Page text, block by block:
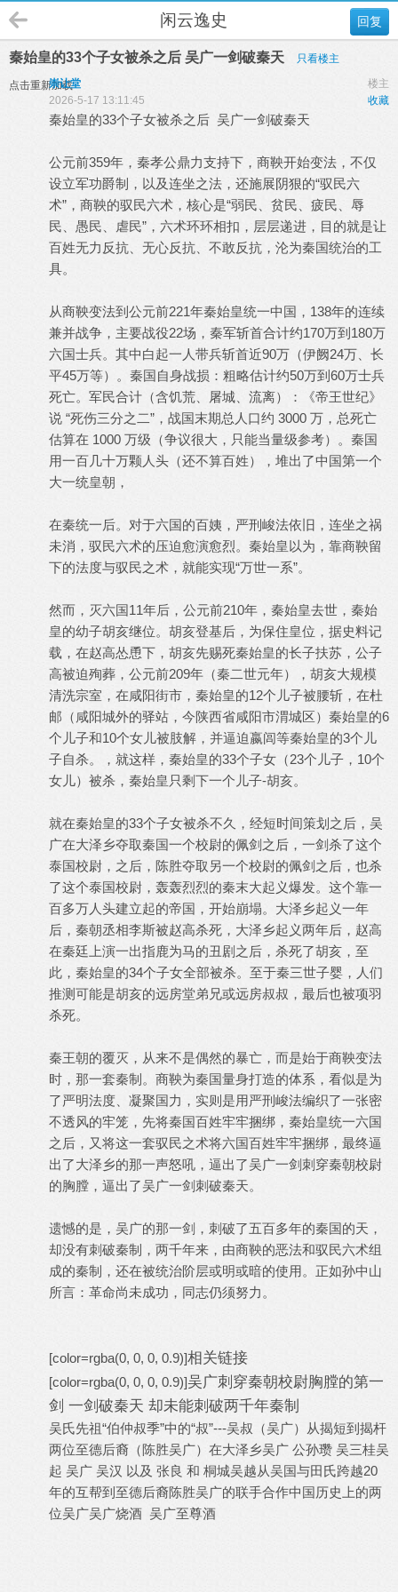
回复
闲云逸史
秦始皇的33个子女被杀之后 吴广一剑破秦天 只看楼主
点击重新加载 楼主
崇让堂
收藏
2026-5-17 13:11:45
秦始皇的33个子女被杀之后 吴广一剑破秦天
公元前359年，秦孝公鼎力支持下，商鞅开始变法，不仅
设立军功爵制，以及连坐之法，还施展阴狠的“驭民六
术”，商鞅的驭民六术，核心是“弱民、贫民、疲民、辱
民、愚民、虐民”，六术环环相扣，层层递进，目的就是让
百姓无力反抗、无心反抗、不敢反抗，沦为秦国统治的工
具。
从商鞅变法到公元前221年秦始皇统一中国，138年的连续
兼并战争，主要战役22场，秦军斩首合计约170万到180万
六国士兵。其中白起一人带兵斩首近90万（伊阙24万、长
平45万等）。秦国自身战损：粗略估计约50万到60万士兵
死亡。军民合计（含饥荒、屠城、流离）：《帝王世纪》
说 “死伤三分之二”，战国末期总人口约 3000 万，总死亡
估算在 1000 万级（争议很大，只能当量级参考）。秦国
用一百几十万颗人头（还不算百姓），堆出了中国第一个
大一统皇朝，
在秦统一后。对于六国的百姨，严刑峻法依旧，连坐之祸
未消，驭民六术的压迫愈演愈烈。秦始皇以为，靠商鞅留
下的法度与驭民之术，就能实现“万世一系”。
然而，灭六国11年后，公元前210年，秦始皇去世，秦始
皇的幼子胡亥继位。胡亥登基后，为保住皇位，据史料记
载，在赵高怂恿下，胡亥先赐死秦始皇的长子扶苏，公子
高被迫殉葬，公元前209年（秦二世元年），胡亥大规模
清洗宗室，在咸阳街市，秦始皇的12个儿子被腰斩，在杜
邮（咸阳城外的驿站，今陕西省咸阳市渭城区）秦始皇的6
个儿子和10个女儿被肢解，并逼迫嬴闾等秦始皇的3个儿
子自杀。，就这样，秦始皇的33个子女（23个儿子，10个
女儿）被杀，秦始皇只剩下一个儿子-胡亥。
就在秦始皇的33个子女被杀不久，经短时间策划之后，吴
广在大泽乡夺取秦国一个校尉的佩剑之后，一剑杀了这个
泰国校尉，之后，陈胜夺取另一个校尉的佩剑之后，也杀
了这个泰国校尉，轰轰烈烈的秦末大起义爆发。这个靠一
百多万人头建立起的帝国，开始崩塌。大泽乡起义一年
后，秦朝丞相李斯被赵高杀死，大泽乡起义两年后，赵高
在秦廷上演一出指鹿为马的丑剧之后，杀死了胡亥，至
此，秦始皇的34个子女全部被杀。至于秦三世子婴，人们
推测可能是胡亥的远房堂弟兄或远房叔叔，最后也被项羽
杀死。
秦王朝的覆灭，从来不是偶然的暴亡，而是始于商鞅变法
时，那一套秦制。商鞅为秦国量身打造的体系，看似是为
了严明法度、凝聚国力，实则是用严刑峻法编织了一张密
不透风的牢笼，先将秦国百姓牢牢捆绑，秦始皇统一六国
之后，又将这一套驭民之术将六国百姓牢牢捆绑，最终逼
出了大泽乡的那一声怒吼，逼出了吴广一剑刺穿秦朝校尉
的胸膛，逼出了吴广一剑刺破秦天。
遗憾的是，吴广的那一剑，刺破了五百多年的秦国的天，
却没有刺破秦制，两千年来，由商鞅的恶法和驭民六术组
成的秦制，还在被统治阶层或明或暗的使用。正如孙中山
所言：革命尚未成功，同志仍须努力。
[color=rgba(0, 0, 0, 0.9)]相关链接
[color=rgba(0, 0, 0, 0.9)]吴广刺穿秦朝校尉胸膛的第一
剑 一剑破秦天 却未能刺破两千年秦制
吴氏先祖“伯仲叔季”中的“叔”---吴叔（吴广）
从揭短到揭杆
两位至德后裔（陈胜吴广）在大泽乡吴广 公孙瓒 吴三桂吴
起 吴广 吴汉 以及 张良 和 桐城吴越从吴国与田氏跨越20
年的互帮到至德后裔陈胜吴广的联手合作中国历史上的两
位吴广吴广烧酒 吴广至尊酒